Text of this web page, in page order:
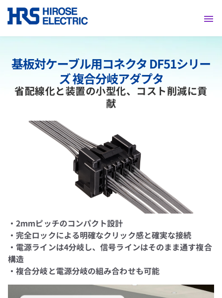
採用情報
基板対ケーブル用コネクタ DF51シリー
ズ 複合分岐アダプタ
省配線化と装置の小型化、コスト削減に貢
献
・2mmピッチのコンパクト設計
・完全ロックによる明確なクリック感と確実な接続
・電源ラインは4分岐し、信号ラインはそのまま通す複合
構造
・複合分岐と電源分岐の組み合わせも可能